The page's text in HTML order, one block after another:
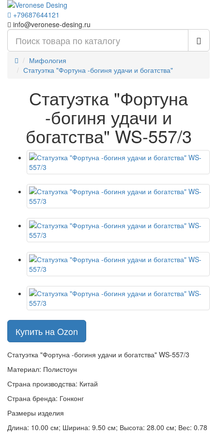
+79687644121
info@veronese-desing.ru
Мифология
Статуэтка "Фортуна -богиня удачи и богатства"
Статуэтка "Фортуна
-богиня удачи и
богатства" WS-557/3
Купить на Ozon
Статуэтка "Фортуна -богиня удачи и богатства" WS-557/3
Материал: Полистоун
Страна производства: Китай
Страна бренда: Гонконг
Размеры изделия
Длина: 10.00 см; Ширина: 9.50 см; Высота: 28.00 см; Вес: 0.78